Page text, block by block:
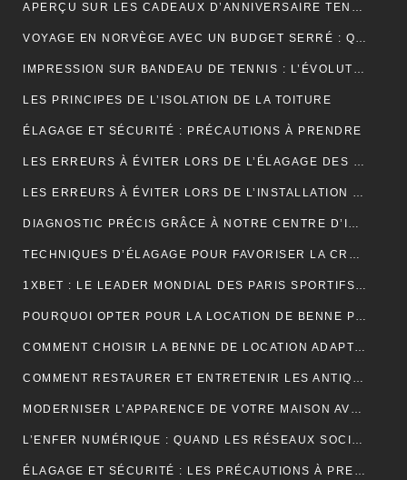
APERÇU SUR LES CADEAUX D’ANNIVERSAIRE TENDANCES
VOYAGE EN NORVÈGE AVEC UN BUDGET SERRÉ : QUELQUES PETITS CONSEILS
IMPRESSION SUR BANDEAU DE TENNIS : L’ÉVOLUTION MODERNE
LES PRINCIPES DE L’ISOLATION DE LA TOITURE
ÉLAGAGE ET SÉCURITÉ : PRÉCAUTIONS À PRENDRE
LES ERREURS À ÉVITER LORS DE L’ÉLAGAGE DES JEUNES ARBRES
LES ERREURS À ÉVITER LORS DE L’INSTALLATION D’UNE NOUVELLE TOITURE
DIAGNOSTIC PRÉCIS GRÂCE À NOTRE CENTRE D’IMAGERIE ET SCANNER MODERNE
TECHNIQUES D’ÉLAGAGE POUR FAVORISER LA CROISSANCE DES ARBRES
1XBET : LE LEADER MONDIAL DES PARIS SPORTIFS EN LIGNE GRÂCE À UNE PLATEFORME CONVIVIALE ET UNE DIVERSITÉ DE MARCHÉS
POURQUOI OPTER POUR LA LOCATION DE BENNE POUR VOS PROJETS DE CONSTRUCTION?
COMMENT CHOISIR LA BENNE DE LOCATION ADAPTÉE À VOS BESOINS?
COMMENT RESTAURER ET ENTRETENIR LES ANTIQUITÉS?
MODERNISER L’APPARENCE DE VOTRE MAISON AVEC DES PORTES DE GARAGE SECTIONNELLES (ADOPTEZ LES PORTES AMC)
L’ENFER NUMÉRIQUE : QUAND LES RÉSEAUX SOCIAUX DEVIENNENT UN CAUCHEMAR
ÉLAGAGE ET SÉCURITÉ : LES PRÉCAUTIONS À PRENDRE